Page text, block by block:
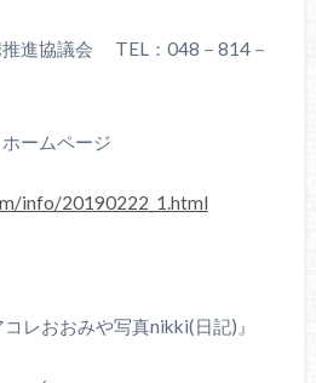
進協議会 TEL：048－814－
ームページ
info/20190222_1.html
レおおみや写真nikki(日記)』